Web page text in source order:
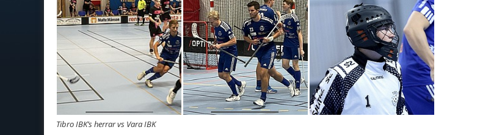
Tibro IBK’s herrar vs Vara IBK